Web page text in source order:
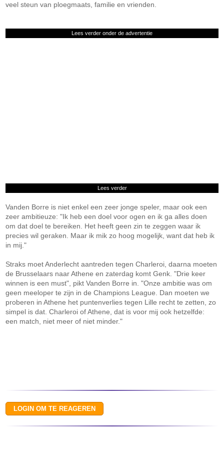
veel steun van ploegmaats, familie en vrienden.
Lees verder onder de advertentie
Lees verder
Vanden Borre is niet enkel een zeer jonge speler, maar ook een
zeer ambitieuze: "Ik heb een doel voor ogen en ik ga alles doen
om dat doel te bereiken. Het heeft geen zin te zeggen waar ik
precies wil geraken. Maar ik mik zo hoog mogelijk, want dat heb ik
in mij."
Straks moet Anderlecht aantreden tegen Charleroi, daarna moeten
de Brusselaars naar Athene en zaterdag komt Genk. "Drie keer
winnen is een must", pikt Vanden Borre in. "Onze ambitie was om
geen meeloper te zijn in de Champions League. Dan moeten we
proberen in Athene het puntenverlies tegen Lille recht te zetten, zo
simpel is dat. Charleroi of Athene, dat is voor mij ook hetzelfde:
een match, niet meer of niet minder."